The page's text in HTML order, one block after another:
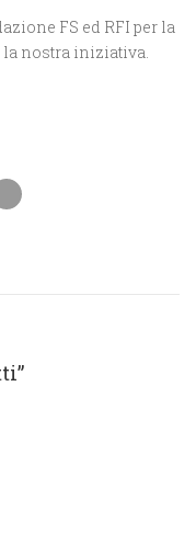
FS ed RFI per la
nostra iniziativa.